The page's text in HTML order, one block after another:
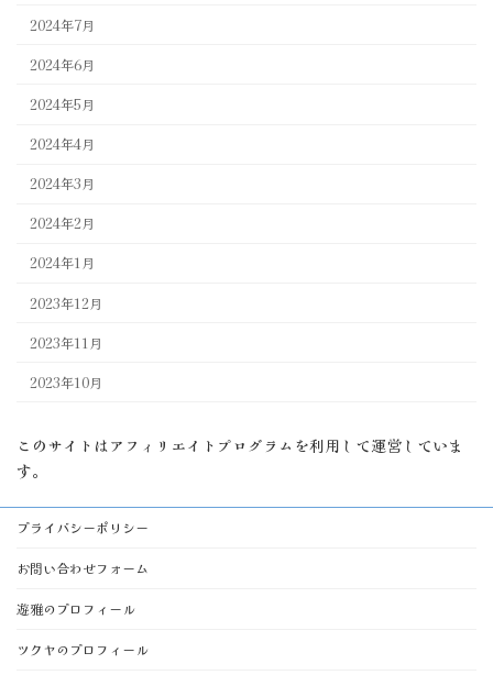
2024年7月
2024年6月
2024年5月
2024年4月
2024年3月
2024年2月
2024年1月
2023年12月
2023年11月
2023年10月
このサイトはアフィリエイトプログラムを利用して運営していま
す。
プライバシーポリシー
お問い合わせフォーム
遊雅のプロフィール
ツクヤのプロフィール